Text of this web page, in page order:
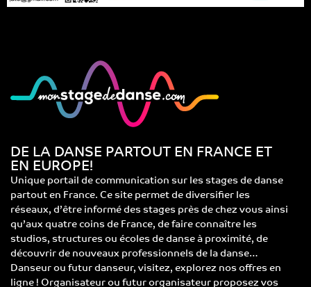
DE LA DANSE PARTOUT EN FRANCE ET
EN EUROPE!
Unique portail de communication sur les stages de danse
partout en France. Ce site permet de diversifier les
réseaux, d’être informé des stages près de chez vous ainsi
qu’aux quatre coins de France, de faire connaître les
studios, structures ou écoles de danse à proximité, de
découvrir de nouveaux professionnels de la danse…
Danseur ou futur danseur, visitez, explorez nos offres en
ligne ! Organisateur ou futur organisateur proposez vos